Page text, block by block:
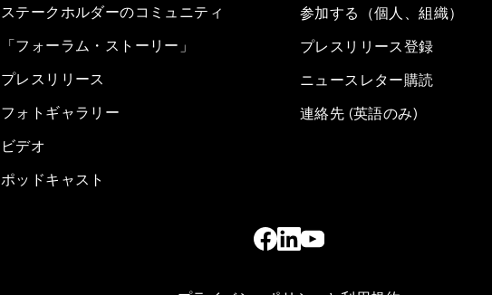
ステークホルダーのコミュニティ
「フォーラム・ストーリー」
プレスリリース
フォトギャラリー
ビデオ
ポッドキャスト
参加する（個人、組織）
プレスリリース登録
ニュースレター購読
連絡先 (英語のみ)